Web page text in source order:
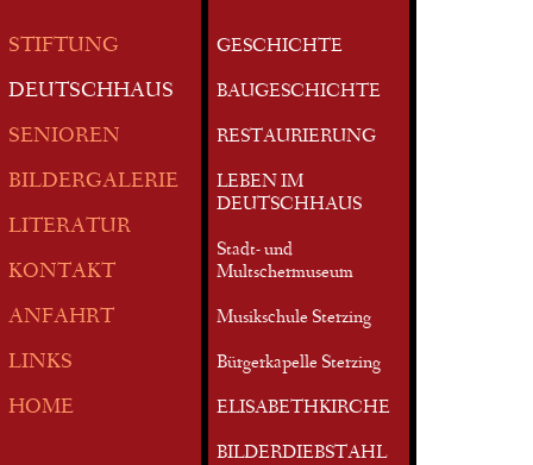
STIFTUNG
DEUTSCHHAUS
SENIOREN
BILDERGALERIE
LITERATUR
KONTAKT
ANFAHRT
LINKS
HOME
GESCHICHTE
BAUGESCHICHTE
RESTAURIERUNG
LEBEN IM
DEUTSCHHAUS
Stadt- und
Multschermuseum
Musikschule Sterzing
Bürgerkapelle Sterzing
ELISABETHKIRCHE
BILDERDIEBSTAHL